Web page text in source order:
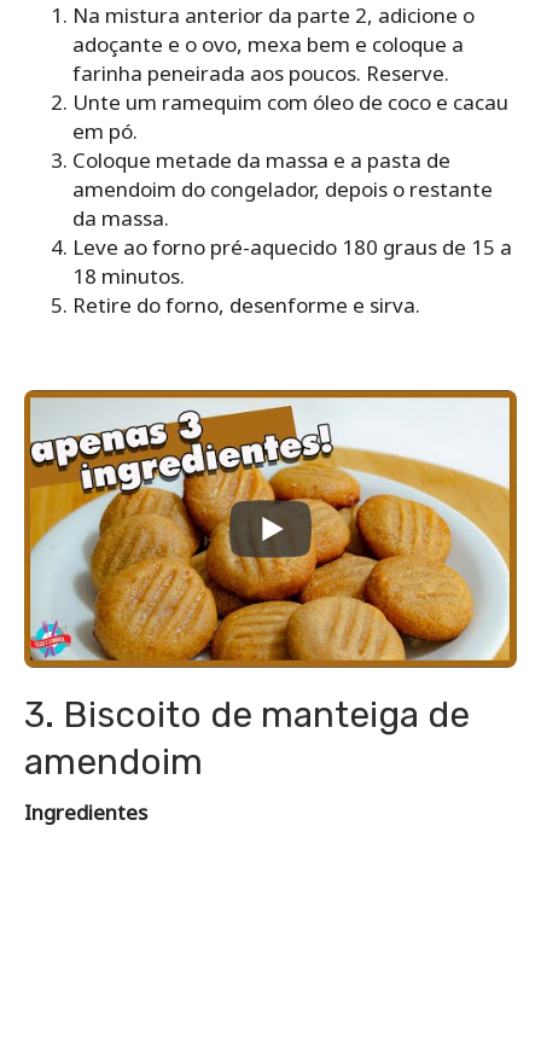
Na mistura anterior da parte 2, adicione o
adoçante e o ovo, mexa bem e coloque a
farinha peneirada aos poucos. Reserve.
Unte um ramequim com óleo de coco e cacau
em pó.
Coloque metade da massa e a pasta de
amendoim do congelador, depois o restante
da massa.
Leve ao forno pré-aquecido 180 graus de 15 a
18 minutos.
Retire do forno, desenforme e sirva.
3. Biscoito de manteiga de
amendoim
Ingredientes